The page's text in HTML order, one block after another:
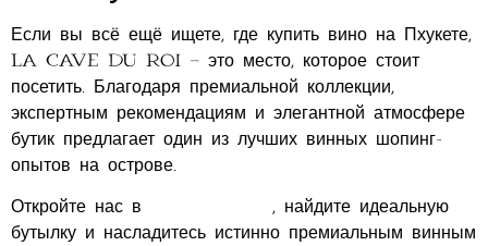
Если вы всё ещё ищете, где купить вино на Пхукете,
La Cave du Roi — это место, которое стоит
посетить. Благодаря премиальной коллекции,
экспертным рекомендациям и элегантной атмосфере
бутик предлагает один из лучших винных шопинг-
опытов на острове.
Откройте нас в
, найдите идеальную
бутылку и насладитесь истинно премиальным винным